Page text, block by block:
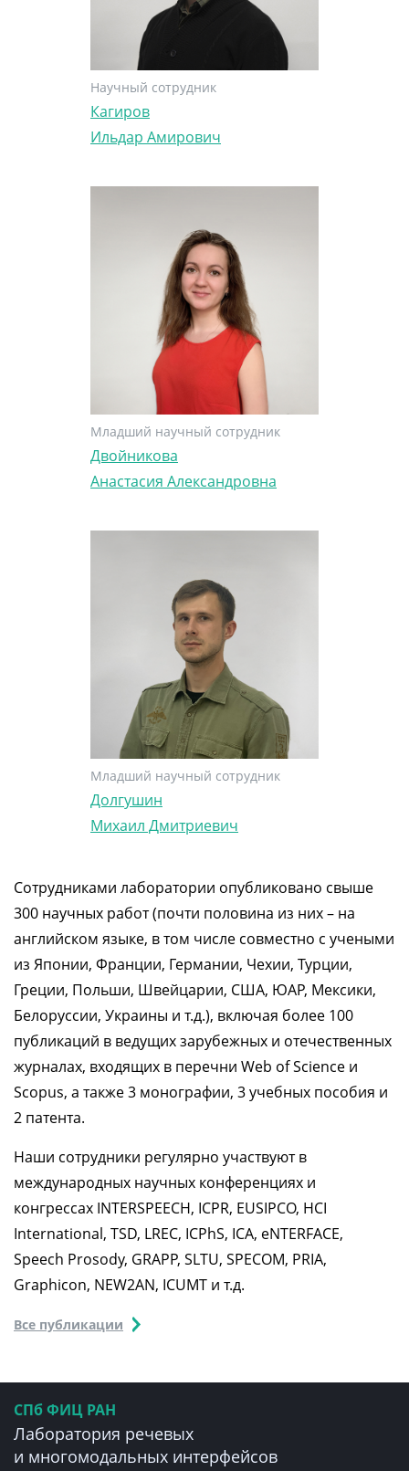
Научный сотрудник
Кагиров
Ильдар Амирович
Младший научный сотрудник
Двойникова
Анастасия Александровна
Младший научный сотрудник
Долгушин
Михаил Дмитриевич
Сотрудниками лаборатории опубликовано свыше
300 научных работ (почти половина из них – на
английском языке, в том числе совместно с учеными
из Японии, Франции, Германии, Чехии, Турции,
Греции, Польши, Швейцарии, США, ЮАР, Мексики,
Белоруссии, Украины и т.д.), включая более 100
публикаций в ведущих зарубежных и отечественных
журналах, входящих в перечни Web of Science и
Scopus, а также 3 монографии, 3 учебных пособия и
2 патента.
Наши сотрудники регулярно участвуют в
международных научных конференциях и
конгрессах INTERSPEECH, ICPR, EUSIPCO, HCI
International, TSD, LREC, ICPhS, ICA, eNTERFACE,
Speech Prosody, GRAPP, SLTU, SPECOM, PRIA,
Graphicon, NEW2AN, ICUMT и т.д.
Все публикации
СПб ФИЦ РАН
Лаборатория речевых
и многомодальных интерфейсов